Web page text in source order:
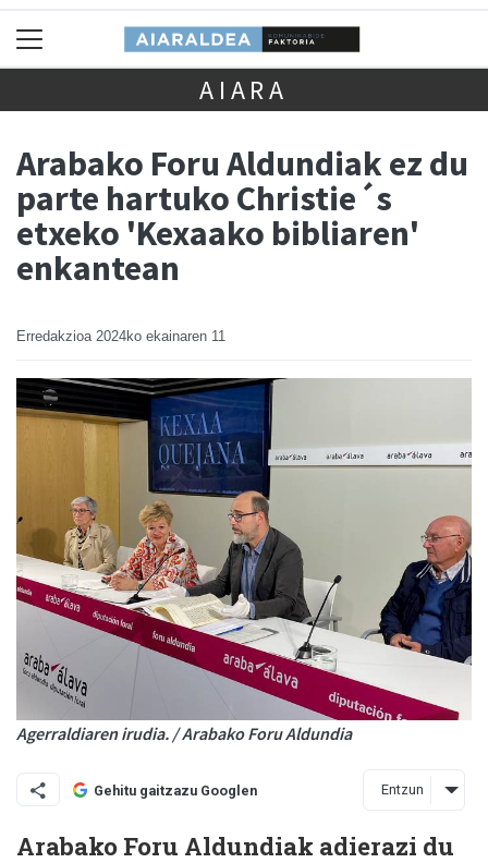
AIARA
Arabako Foru Aldundiak ez du
parte hartuko Christie´s
etxeko 'Kexaako bibliaren'
enkantean
Erredakzioa 2024ko ekainaren 11
Agerraldiaren irudia. / Arabako Foru Aldundia
Gehitu gaitzazu Googlen Entzun
Arabako Foru Aldundiak adierazi du